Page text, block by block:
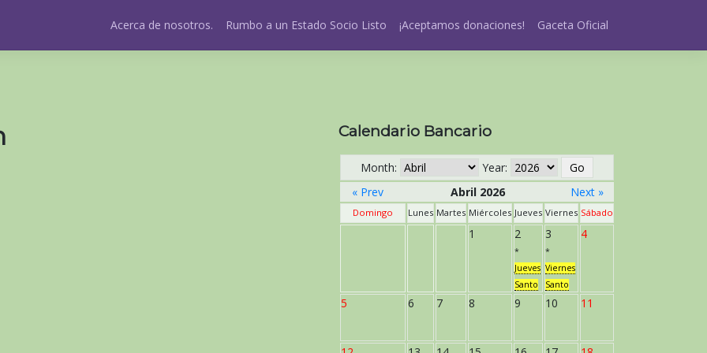
Acerca de nosotros. Rumbo a un Estado Socio Listo ¡Aceptamos donaciones! Gaceta Oficial
Calendario Bancario
Month:
Year:
« Prev
Abril 2026 Next »
Domingo Lunes Martes Miércoles Jueves Viernes Sábado
1 2
*
Jueves
Santo
3
*
Viernes
Santo
4
5 6 7 8 9 10 11